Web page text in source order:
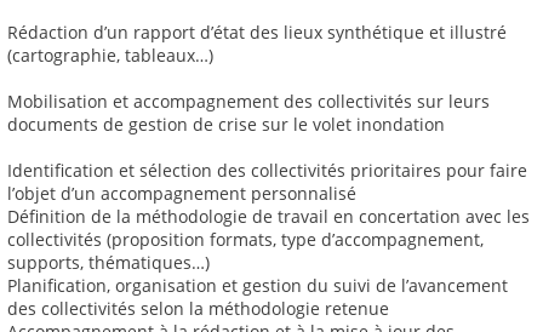
Rédaction d’un rapport d’état des lieux synthétique et illustré
(cartographie, tableaux…)
Mobilisation et accompagnement des collectivités sur leurs
documents de gestion de crise sur le volet inondation
Identification et sélection des collectivités prioritaires pour faire
l’objet d’un accompagnement personnalisé
Définition de la méthodologie de travail en concertation avec les
collectivités (proposition formats, type d’accompagnement,
supports, thématiques…)
Planification, organisation et gestion du suivi de l’avancement
des collectivités selon la méthodologie retenue